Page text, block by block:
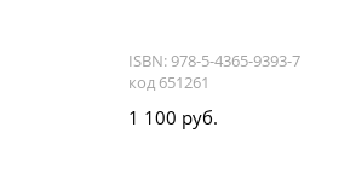
ISBN: 978-5-4365-9393-7
код 651261
1 100 руб.